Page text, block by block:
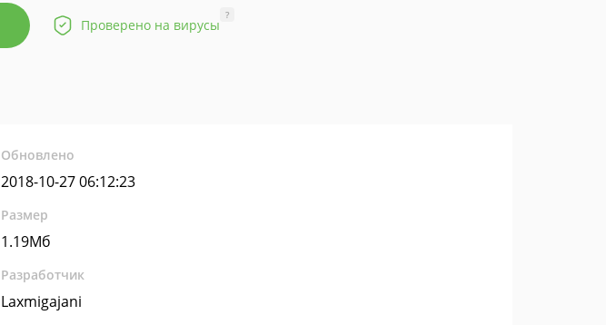
Проверено на вирусы
?
Обновлено
2018-10-27 06:12:23
Размер
1.19Мб
Разработчик
Laxmigajani